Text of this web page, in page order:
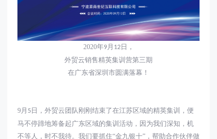
2020年9月 12日，
外贸云销售精英集训营第三期
在广东省深圳市圆满落幕！
9月 5日，外贸云团队刚刚结束了在江苏区域的精英集训，便
马不停蹄地筹备起广东区域的集训活动，因为我们深知，机
不等人，时不我待。我们要抓住“金九银十”，帮助合作伙伴做